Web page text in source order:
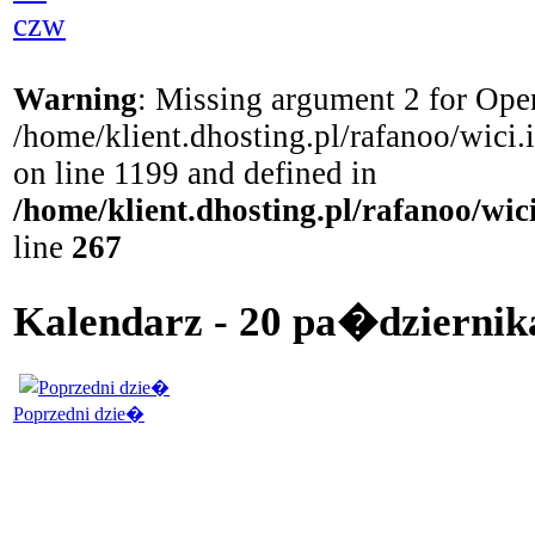
czw
Warning: Missing argument 2 for
/home/klient.dhosting.pl/rafanoo/
on line 1199 and defined in
/home/klient.dhosting.pl/rafanoo/
line 267
Kalendarz - 20
Poprzedni dzie�